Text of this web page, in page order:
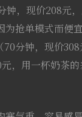
钟，现价208元
抢单模式而便宜
分钟，现价308
，用一杯奶茶